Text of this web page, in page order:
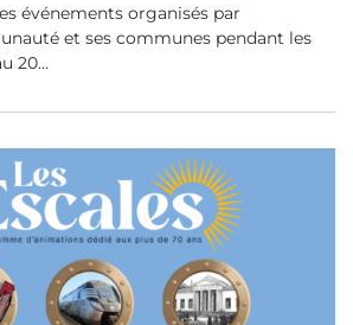
événements organisés par
et ses communes pendant les
20...